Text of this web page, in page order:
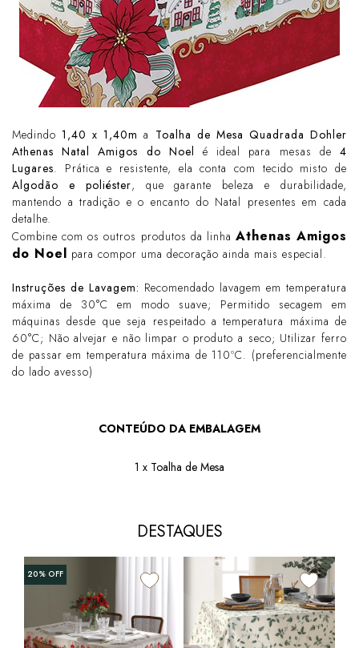
Medindo1,40 x 1,40m a Toalha de Mesa Quadrada Dohler
Athenas Natal Amigos do Noel é ideal para mesas de4
Lugares. Prática e resistente, ela conta com tecido misto de
Algodão e poliéster, que garante beleza e durabilidade,
mantendo a tradição e o encanto do Natal presentes em cada
detalhe.
Combine com os outros produtos da linha Athenas Amigos
do Noel para compor uma decoração ainda mais especial.
Instruções de Lavagem: Recomendado lavagem em temperatura
máxima de 30°C em modo suave; Permitido secagem em
máquinas desde que seja respeitado a temperatura máxima de
60°C; Não alvejar e não limpar o produto a seco; Utilizar ferro
de passar em temperatura máxima de 110ºC. (preferencialmente
do lado avesso)
CONTEÚDO DA EMBALAGEM
1 x Toalha de Mesa
DESTAQUES
20%OFF